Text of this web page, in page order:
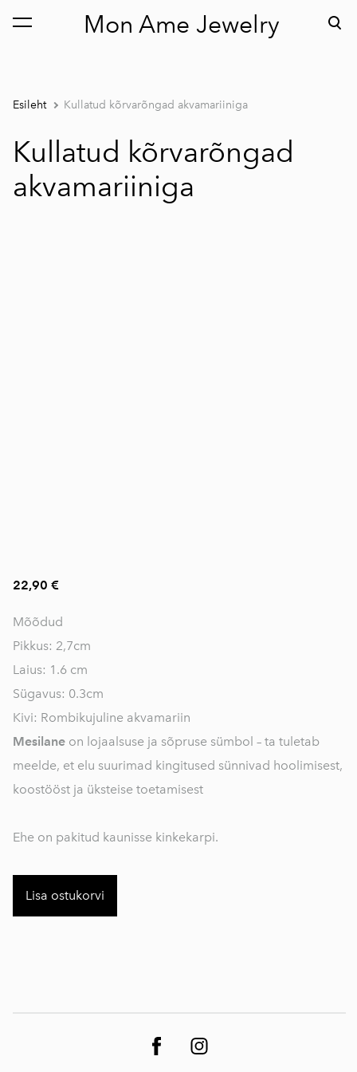
Mon Ame Jewelry
lisati ostukorvi. Vaata ostukorvi
Esileht Kullatud kõrvarõngad akvamariiniga
Kullatud kõrvarõngad
akvamariiniga
1 / 3
22,90 €
Mõõdud
Pikkus: 2,7cm
Laius: 1.6 cm
Sügavus: 0.3cm
Kivi: Rombikujuline akvamariin
Mesilane on lojaalsuse ja sõpruse sümbol – ta tuletab
meelde, et elu suurimad kingitused sünnivad hoolimisest,
koostööst ja üksteise toetamisest
Ehe on pakitud kaunisse kinkekarpi.
Lisa ostukorvi